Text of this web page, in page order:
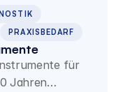
PRAXISBEDARF
für
Jahren